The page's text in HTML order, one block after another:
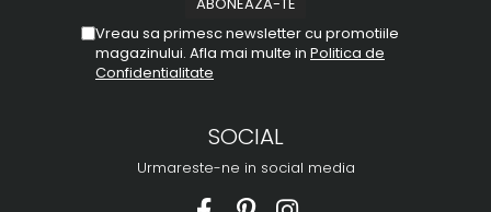
Vreau sa primesc newsletter cu promotiile
magazinului. Afla mai multe in Politica de
Confidentialitate
SOCIAL
Urmareste-ne in social media